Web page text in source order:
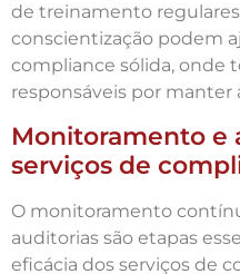
de treinamento
conscientização podem
compliance sólida, onde
responsáveis por
Monitoramento e
serviços de
O monitoramento
auditorias são etapas
eficácia dos serviços de